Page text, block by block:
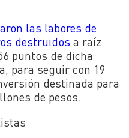
las labores de
destruidos a raíz
puntos de dicha
para seguir con 19
destinada para
de pesos.